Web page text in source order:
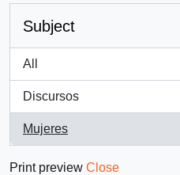
Subject
All
Discursos
, 1 results
Mujeres
, 1 results
Print preview Close